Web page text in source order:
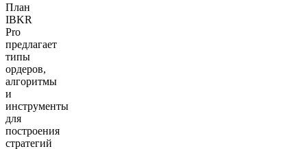
План
IBKR
Pro
предлагает
типы
ордеров,
алгоритмы
и
инструменты
для
построения
стратегий